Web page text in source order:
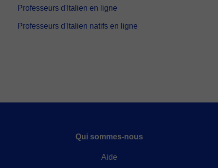
Professeurs d'Italien en ligne
Professeurs d'Italien natifs en ligne
Qui sommes-nous
Aide